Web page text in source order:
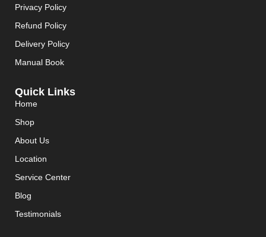
Privacy Policy
Refund Policy
Delivery Policy
Manual Book
Quick Links
Home
Shop
About Us
Location
Service Center
Blog
Testimonials